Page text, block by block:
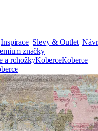
Inspirace Slevy & Outlet
značky
a rohožkyKoberceKoberce